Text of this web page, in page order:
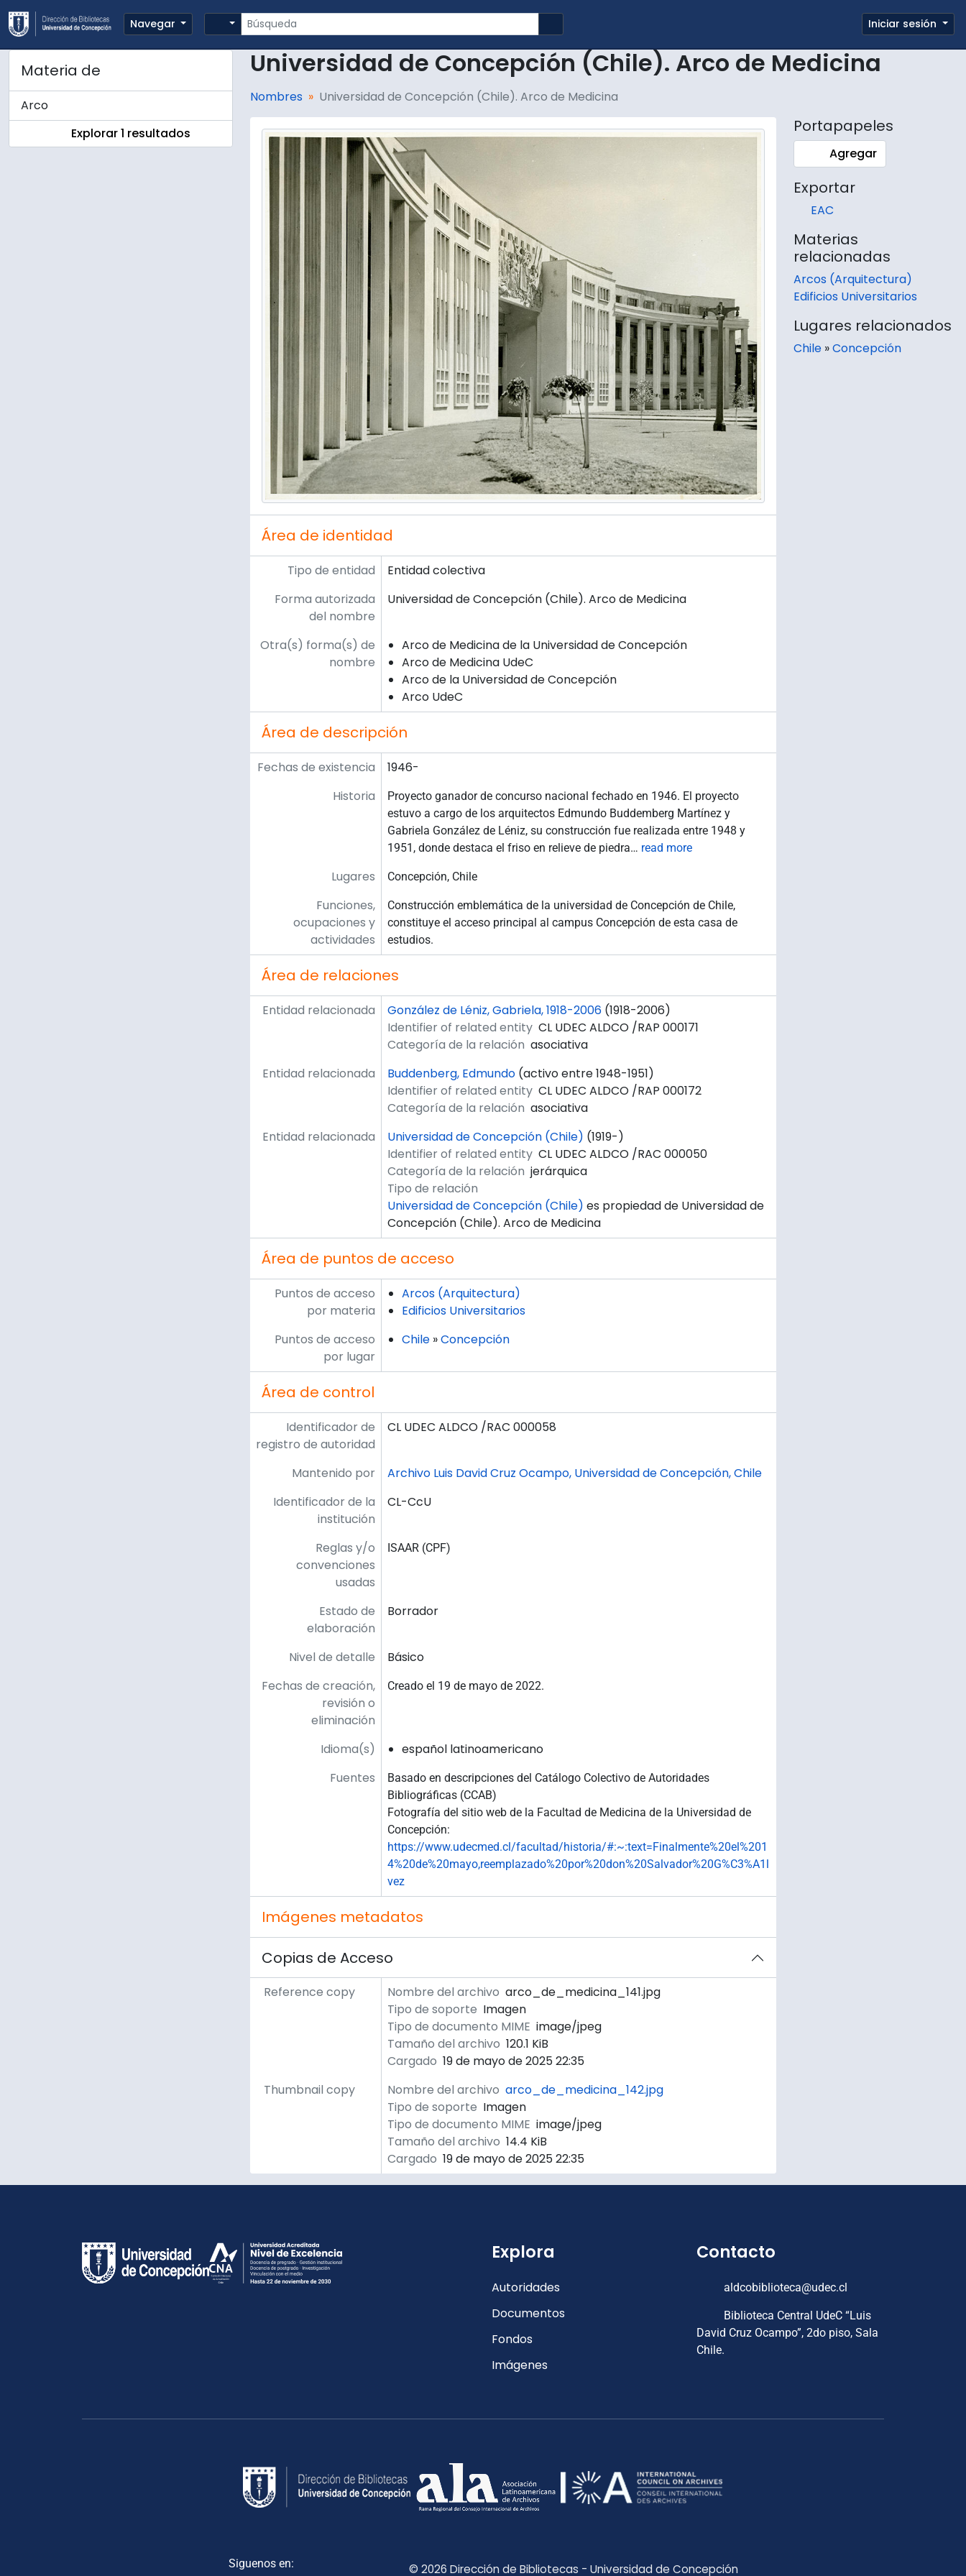
Skip to main content
Navegar
Búsqueda
Search options Portapapeles
Enlaces rápidos
Iniciar sesión
Materia de
Arco
Explorar 1 resultados
Universidad de Concepción (Chile). Arco de Medicina
Nombres Universidad de Concepción (Chile). Arco de Medicina
Área de identidad
Tipo de entidad
Entidad colectiva
Forma autorizada
del nombre
Universidad de Concepción (Chile). Arco de Medicina
Otra(s) forma(s) de
nombre
Arco de Medicina de la Universidad de Concepción
Arco de Medicina UdeC
Arco de la Universidad de Concepción
Arco UdeC
Área de descripción
Fechas de existencia
1946-
Historia
Proyecto ganador de concurso nacional fechado en 1946. El proyecto
estuvo a cargo de los arquitectos Edmundo Buddemberg Martínez y
Gabriela González de Léniz, su construcción fue realizada entre 1948 y
1951, donde destaca el friso en relieve de piedra… read more
Lugares Concepción, Chile
Funciones,
ocupaciones y
actividades
Construcción emblemática de la universidad de Concepción de Chile,
constituye el acceso principal al campus Concepción de esta casa de
estudios.
Área de relaciones
Entidad relacionada González de Léniz, Gabriela, 1918-2006 (1918-2006)
Identifier of related entity CL UDEC ALDCO /RAP 000171
Categoría de la relación asociativa
Entidad relacionada
Buddenberg, Edmundo (activo entre 1948-1951)
Identifier of related entity CL UDEC ALDCO /RAP 000172
Categoría de la relación asociativa
Entidad relacionada
Universidad de Concepción (Chile) (1919-)
Identifier of related entity CL UDEC ALDCO /RAC 000050
Categoría de la relación jerárquica
Tipo de relación
Universidad de Concepción (Chile) es propiedad de Universidad de
Concepción (Chile). Arco de Medicina
Área de puntos de acceso
Puntos de acceso
por materia
Arcos (Arquitectura)
Edificios Universitarios
Puntos de acceso
por lugar
Chile »Concepción
Área de control
Identificador de
registro de autoridad
CL UDEC ALDCO /RAC 000058
Mantenido por
Archivo Luis David Cruz Ocampo, Universidad de Concepción, Chile
Identificador de la
institución
CL-CcU
Reglas y/o
convenciones
usadas
ISAAR (CPF)
Estado de
elaboración
Borrador
Nivel de detalle
Básico
Fechas de creación,
revisión o
eliminación
Creado el 19 de mayo de 2022.
Idioma(s)
español latinoamericano
Fuentes
Basado en descripciones del Catálogo Colectivo de Autoridades
Bibliográficas (CCAB)
Fotografía del sitio web de la Facultad de Medicina de la Universidad de
Concepción:
https://www.udecmed.cl/facultad/historia/#:~:text=Finalmente%20el%201
4%20de%20mayo,reemplazado%20por%20don%20Salvador%20G%C3%A1l
vez
Imágenes metadatos
Copias de Acceso
Reference copy Nombre del archivo arco_de_medicina_141.jpg
Tipo de soporte Imagen
Tipo de documento MIME image/jpeg
Tamaño del archivo 120.1 KiB
Cargado 19 de mayo de 2025 22:35
Thumbnail copy
Nombre del archivo arco_de_medicina_142.jpg
Tipo de soporte Imagen
Tipo de documento MIME image/jpeg
Tamaño del archivo 14.4 KiB
Cargado 19 de mayo de 2025 22:35
Portapapeles
Agregar
Exportar
EAC
Materias
relacionadas
Arcos (Arquitectura)
Edificios Universitarios
Lugares relacionados
Chile »Concepción
Explora
Autoridades
Documentos
Fondos
Imágenes
Contacto
aldcobiblioteca@udec.cl
Biblioteca Central UdeC “Luis
David Cruz Ocampo”, 2do piso, Sala
Chile.
Siguenos en: © 2026 Dirección de Bibliotecas - Universidad de Concepción